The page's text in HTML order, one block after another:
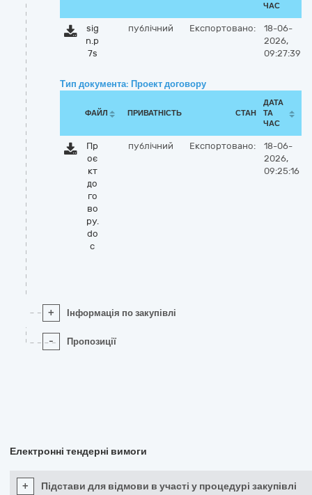
ЧАС
sig
n.p
7s
публічний Експортовано:
18-06-
2026,
09:27:39
Тип документа: Проект договору
ФАЙЛ ПРИВАТНІСТЬ СТАН
ДАТА
ТА
ЧАС
Пр
оє
кт
до
го
во
ру.
do
c
публічний Експортовано:
18-06-
2026,
09:25:16
+ Інформація по закупівлі
- Пропозиції
Електронні тендерні вимоги
+ Підстави для відмови в участі у процедурі закупівлі